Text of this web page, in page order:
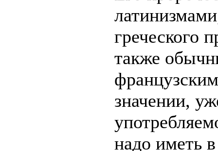
греческого
также
значении,
надо иметь